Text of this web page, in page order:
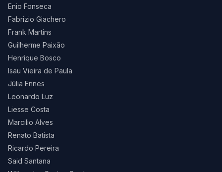
Enio Fonseca
Fabrizio Giachero
Frank Martins
Guilherme Paixão
Henrique Bosco
Isau Vieira de Paula
Júlia Ennes
Leonardo Luz
Liesse Costa
Marcilio Alves
Renato Batista
Ricardo Pereira
Said Santana